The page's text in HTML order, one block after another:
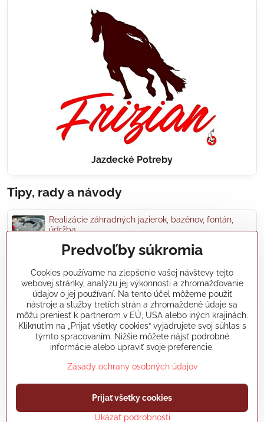
Jazdecké Potreby
Tipy, rady a návody
Realizácie záhradných jazierok, bazénov, fontán,
údržba...
Články a blogy
Rady a návody
koikapre/?ref=hl
©2026Copyright
Predvoľby súkromia
Cookies používame na zlepšenie vašej návštevy tejto
webovej stránky, analýzu jej výkonnosti a zhromažďovanie
údajov o jej používaní. Na tento účel môžeme použiť
nástroje a služby tretích strán a zhromaždené údaje sa
môžu preniesť k partnerom v EÚ, USA alebo iných krajinách.
Kliknutím na „Prijať všetky cookies“ vyjadrujete svoj súhlas s
týmto spracovaním. Nižšie môžete nájsť podrobné
informácie alebo upraviť svoje preferencie.
Zásady ochrany osobných údajov
Ukázať podrobnosti
Prijať všetky cookies